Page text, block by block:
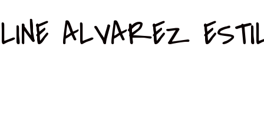
ALVAREZ